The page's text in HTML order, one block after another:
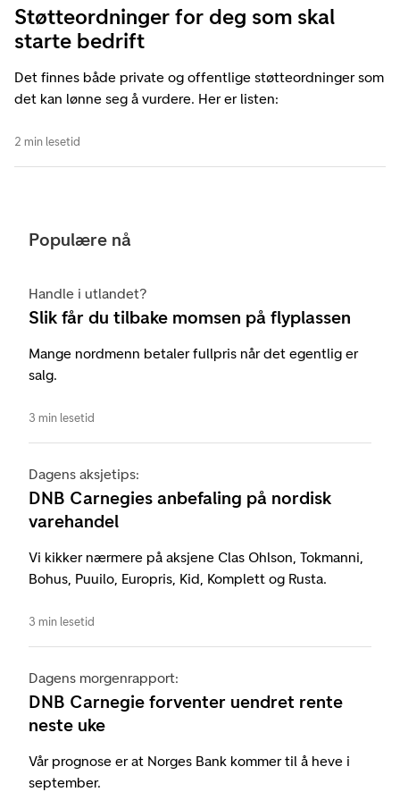
Støtteordninger for deg som skal
starte bedrift
Det finnes både private og offentlige støtteordninger som
det kan lønne seg å vurdere. Her er listen:
2 min lesetid
Populære nå
Handle i utlandet?
Slik får du tilbake momsen på flyplassen
Mange nordmenn betaler fullpris når det egentlig er
salg.
3 min lesetid
Dagens aksjetips:
DNB Carnegies anbefaling på nordisk
varehandel
Vi kikker nærmere på aksjene Clas Ohlson, Tokmanni,
Bohus, Puuilo, Europris, Kid, Komplett og Rusta.
3 min lesetid
Dagens morgenrapport:
DNB Carnegie forventer uendret rente
neste uke
Vår prognose er at Norges Bank kommer til å heve i
september.